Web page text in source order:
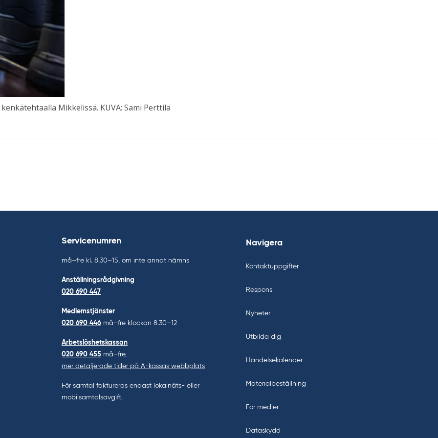
Mik­ke­lis­sä. KUVA: Sami Pert­tilä
Servicenumren
må–fre kl. 8.30–15, om inte annat nämns
Anställningsrådgivning
020 690 447
Medlemstjänster
020 690 446 må–fre klockan 8.30–12
Arbetslöshetskassan
020 690 455 må–fre,
mer detaljerade tider på A-kassas webbplats
För samtal faktureras endast lokalnäts- eller
mobilsamtalsavgift.
Navigera
Kontaktuppgifter
Respons
Nyheter
Utbilda dig
Händelsekalender
Materialbeställning
För medier
Dataskydd